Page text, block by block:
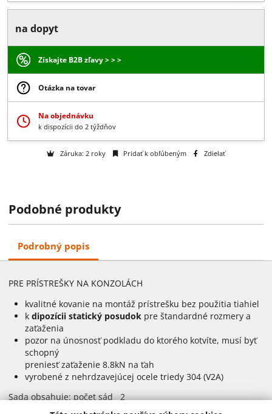
Prevedenie: Brúsený antikor
na dopyt
Získajte B2B zľavy > > >
Na objednávku
k dispozícii do 2 týždňov
Záruka: 2 roky
Podobné produkty
Podrobný popis
PRE PRÍSTREŠKY NA KONZOLÁCH
kvalitné kovanie na montáž prístrešku bez použitia tiahiel
k dipozícii statický posudok pre štandardné rozmery a
zaťaženia
pozor na únosnosť podkladu do ktorého kotvíte, musí byť
schopný
preniesť zaťaženie 8.8kN na ťah
vyrobené z nehrdzavejúcej ocele triedy 304 (V2A)
Sada obsahuje: počet sád 2